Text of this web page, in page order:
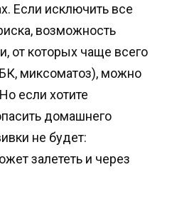
Если исключить все
возможность
от которых чаще всего
миксоматоз), можно
если хотите
домашнего
не будет:
залететь и через